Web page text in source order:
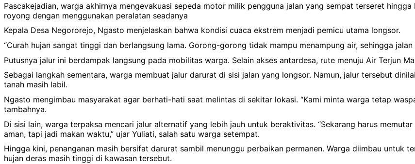
‎Pascakejadian, warga akhirnya mengevakuasi sepeda motor milik pengguna jalan yang sempat terseret
royong dengan menggunakan peralatan seadanya
‎‎Kepala Desa Negororejo, Ngasto menjelaskan bahwa kondisi cuaca ekstrem menjadi pemicu utama longsor.
‎“Curah hujan sangat tinggi dan berlangsung lama. Gorong-gorong tidak mampu menampung air, sehingga
‎Putusnya jalur ini berdampak langsung pada mobilitas warga. Selain akses antardesa, rute menuju Air Terjun
‎Sebagai langkah sementara, warga membuat jalur darurat di sisi jalan yang longsor. Namun, jalur tersebut
tanah masih labil.
‎Ngasto mengimbau masyarakat agar berhati-hati saat melintas di sekitar lokasi. ‎‎“Kami minta warga tetap
tambahnya.
‎‎Di sisi lain, warga terpaksa mencari jalur alternatif yang lebih jauh untuk beraktivitas. ‎“Sekarang harus
aman, tapi jadi makan waktu,” ujar Yuliati, salah satu warga setempat.
‎‎Hingga kini, penanganan masih bersifat darurat sambil menunggu perbaikan permanen. Warga diimbau untuk
hujan deras masih tinggi di kawasan tersebut.